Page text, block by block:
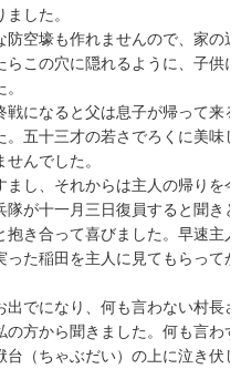
した。
空壕も作れませんので、家の
らこの穴に隠れるように、子供
になると父は息子が帰って来
五十三才の若さでろくに美味
んでした。
し、それからは主人の帰りを
隊が十一月三日復員すると聞き
抱き合って喜びました。早速主
た稲田を主人に見てもらって
でになり、何も言わない村長
の方から聞きました。何も言わ
（ちゃぶだい）の上に泣き伏